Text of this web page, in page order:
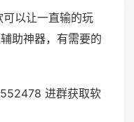
以让一直输的玩
助神器，有需要的
进群获取软